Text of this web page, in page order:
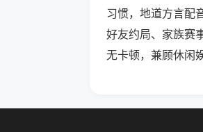
习惯，地道方言配
好友约局、家族赛
无卡顿，兼顾休闲